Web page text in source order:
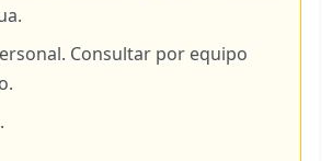
Consultar por equipo